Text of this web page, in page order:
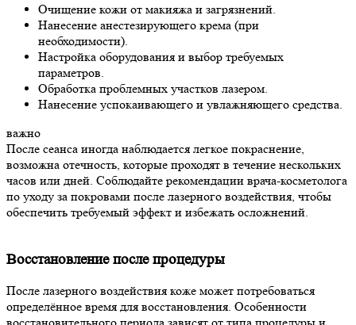
Очищение кожи от макияжа и загрязнений.
Нанесение анестезирующего крема (при
необходимости).
Настройка оборудования и выбор требуемых
параметров.
Обработка проблемных участков лазером.
Нанесение успокаивающего и увлажняющего средства.
важно
После сеанса иногда наблюдается легкое покраснение,
возможна отечность, которые проходят в течение нескольких
часов или дней. Соблюдайте рекомендации врача-косметолога
по уходу за покровами после лазерного воздействия, чтобы
обеспечить требуемый эффект и избежать осложнений.
Восстановление после процедуры
После лазерного воздействия коже может потребоваться
определённое время для восстановления. Особенности